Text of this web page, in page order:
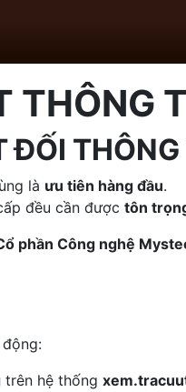
THÔNG
ĐỐI
là ưu tiên hàng đầu.
đều cần được tôn
phần Công nghệ
trên hệ thống